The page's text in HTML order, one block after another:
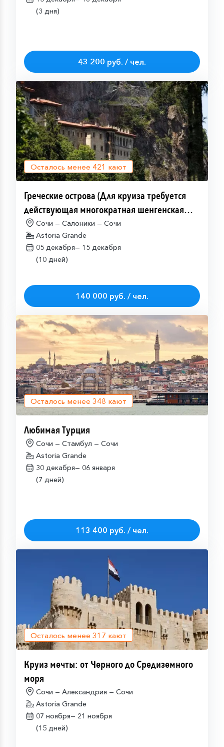
(3 дня)
43 200 руб. / чел.
Осталось менее 421 кают
Греческие острова (Для круиза требуется
действующая многократная шенгенская
виза)Сочи — Салоники — Сочи
Astoria Grande
05 декабря— 15 декабря
(10 дней)
140 000 руб. / чел.
Осталось менее 348 кают
Любимая Турция
Сочи — Стамбул — Сочи
Astoria Grande
30 декабря— 06 января
(7 дней)
113 400 руб. / чел.
Осталось менее 317 кают
Круиз мечты: от Черного до Средиземного
моря
Сочи — Александрия — Сочи
Astoria Grande
07 ноября— 21 ноября
(15 дней)